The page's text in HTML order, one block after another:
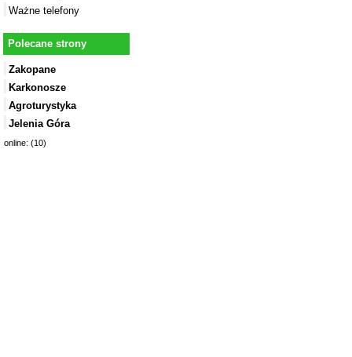
Ważne telefony
Polecane strony
Zakopane
Karkonosze
Agroturystyka
Jelenia Góra
online: (10)